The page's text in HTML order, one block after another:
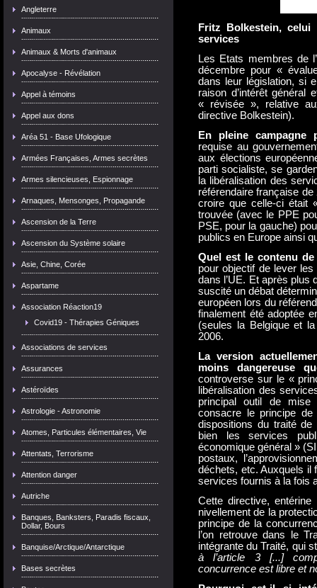
Angleterre
Animaux
Animaux & Morts d'animaux
Apocalyse - Révélation
Appel à témoins
Appel aux dons
Aréa 51 - Base Ufologique
Armées Françaises, Armes secrètes
Armes silencieuses, Espionnage
Arnaques, Mensonges, Propagande
Ascension de la Terre
Ascension du Système solaire
Asie, Chine, Corée
Aspartame
Association Réaction19
Covid19 - Thérapies Géniques
Associations de services
Assurances
Astéroïdes
Astrologie - Astronomie
Atomes, Particules élémentaires, Vie
Attentats, Terrorisme
Attention danger
Autriche
Banques, Banksters, Paradis fiscaux,
Dollar, Bours
Banquise/Arctique/Antarctique
Bases secrètes
Fritz Bolkestein,
services
Les Etats membres de
décembre pour «
dans leur législation, si
raison d’intérêt général
« révisée », relative
directive Bolkestein).
En pleine campagne
requise au
aux élections
parti socialiste, se
la libéralisation des
référendaire française
croire que celle-ci était
trouvée (avec le PPE
PSE, pour la gauche)
publics en Europe ainsi
Quel est le contenu
pour objectif de lever
dans l’UE. Et après plus
suscité un débat
européen lors du
finalement été adoptée
(seules la Belgique et
2006.
La version
moins dangereuse
controverse sur le «
libéralisation des
principal outil de
consacre le principe
dispositions du traité de
bien les services
économique général »
postaux,
déchets, etc. Auxquels il
services fournis à la fois
Cette directive,
nivellement de la
principe de la
l’on retrouve dans le
intégrante du Traité, qui
à l’article 3 [...]
concurrence est libre et